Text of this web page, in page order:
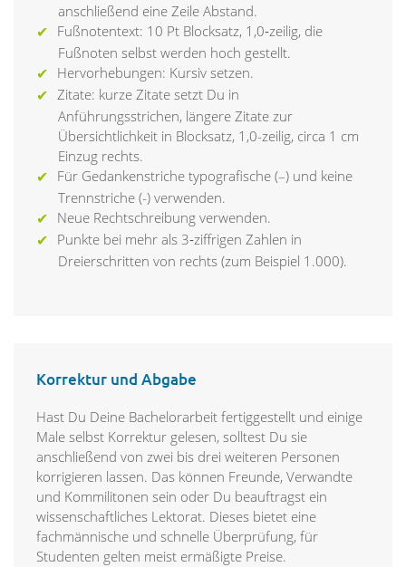
anschließend eine Zeile Abstand.
Fußnotentext: 10 Pt Blocksatz, 1,0‑zeilig, die
Fußnoten selbst werden hoch gestellt.
Hervorhebungen: Kursiv setzen.
Zitate: kurze Zitate setzt Du in
Anführungsstrichen, längere Zitate zur
Übersichtlichkeit in Blocksatz, 1,0-zeilig, circa 1 cm
Einzug rechts.
Für Gedankenstriche typografische (–) und keine
Trennstriche (-) verwenden.
Neue Rechtschreibung verwenden.
Punkte bei mehr als 3‑ziffrigen Zahlen in
Dreierschritten von rechts (zum Beispiel 1.000).
Korrektur und Abgabe
Hast Du Deine Bachelorarbeit fertiggestellt und einige
Male selbst Korrektur gelesen, solltest Du sie
anschließend von zwei bis drei weiteren Personen
korrigieren lassen. Das können Freunde, Verwandte
und Kommilitonen sein oder Du beauftragst ein
wissenschaftliches Lektorat. Dieses bietet eine
fachmännische und schnelle Überprüfung, für
Studenten gelten meist ermäßigte Preise.